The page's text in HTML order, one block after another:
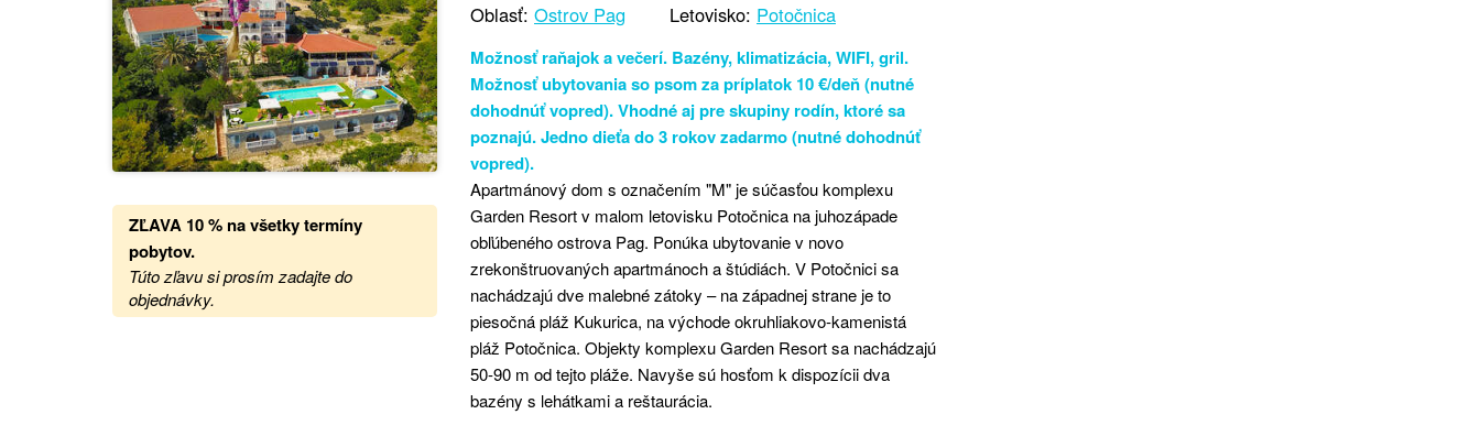
ZĽAVA 10 % na všetky termíny
pobytov.
Túto zľavu si prosím zadajte do
objednávky.
Oblasť: Ostrov Pag Letovisko: Potočnica
Možnosť raňajok a večerí. Bazény, klimatizácia, WIFI, gril.
Možnosť ubytovania so psom za príplatok 10 €/deň (nutné
dohodnúť vopred). Vhodné aj pre skupiny rodín, ktoré sa
poznajú. Jedno dieťa do 3 rokov zadarmo (nutné dohodnúť
vopred).
Apartmánový dom s označením "M" je súčasťou komplexu
Garden Resort v malom letovisku Potočnica na juhozápade
obľúbeného ostrova Pag. Ponúka ubytovanie v novo
zrekonštruovaných apartmánoch a štúdiách. V Potočnici sa
nachádzajú dve malebné zátoky – na západnej strane je to
piesočná pláž Kukurica, na východe okruhliakovo-kamenistá
pláž Potočnica. Objekty komplexu Garden Resort sa nachádzajú
50-90 m od tejto pláže. Navyše sú hosťom k dispozícii dva
bazény s lehátkami a reštaurácia.